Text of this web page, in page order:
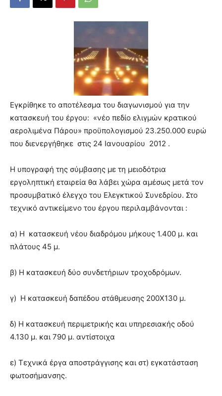
Εγκρίθηκε το αποτέλεσμα του διαγωνισμού για την
κατασκευή του έργου: «νέο πεδίο ελιγμών κρατικού
αερολιμένα Πάρου» προϋπολογισμού 23.250.000 ευρώ
που διενεργήθηκε στις 24 Ιανουαρίου 2012 .
Η υπογραφή της σύμβασης με τη μειοδότρια
εργοληπτική εταιρεία θα λάβει χώρα αμέσως μετά τον
προσυμβατικό έλεγχο του Ελεγκτικού Συνεδρίου. Στο
τεχνικό αντικείμενο του έργου περιλαμβάνονται :
α) Η κατασκευή νέου διαδρόμου μήκους 1.400 μ. και
πλάτους 45 μ.
β) Η κατασκευή δύο συνδετήριων τροχοδρόμων.
γ) Η κατασκευή δαπέδου στάθμευσης 200Χ130 μ.
δ) Η κατασκευή περιμετρικής και υπηρεσιακής οδού
4.130 μ. και 790 μ. αντίστοιχα
ε) Τεχνικά έργα αποστράγγισης και στ) εγκατάσταση
φωτοσήμανσης.